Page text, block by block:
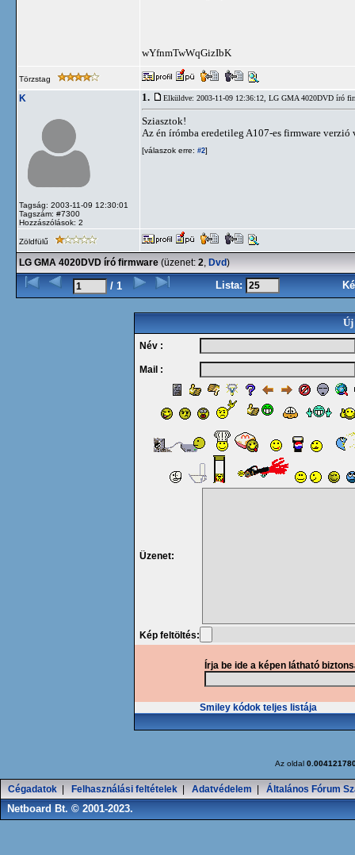
wYfnmTwWqGizIbK
Törzstag
K
Tagság: 2003-11-09 12:30:01
Tagszám: #7300
Hozzászólások: 2
1. Elküldve: 2003-11-09 12:36:12, LG GMA 4020DVD író
Sziasztok!
Az én írómba eredetileg A107-es firmware
[válaszok erre: #2]
Zöldfülű
LG GMA 4020DVD író firmware (üzenet: 2, Dvd)
/ 1 Lista:
Új
Név :
Mail :
Üzenet:
Kép feltöltés:
Írja be ide a képen látható
Smiley kódok teljes listája
Az oldal
Cégadatok Felhasználási feltételek Adatvédelem Általános Fórum
Netboard Bt. © 2001-2023.